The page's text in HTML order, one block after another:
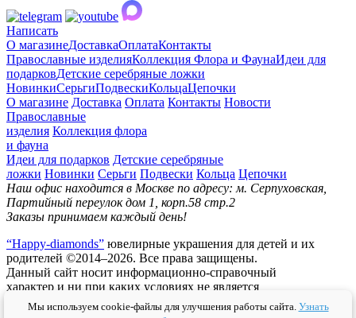
Написать
О магазинеДоставкаОплатаКонтакты
Православные изделияКоллекция Флора и ФаунаИдеи для
подарковДетские серебряные ложки
НовинкиСерьгиПодвескиКольцаЦепочки
О магазине Доставка Оплата Контакты Новости
Православные
изделия Коллекция флора
и фауна
Идеи для подарков Детские серебряные
ложки Новинки Серьги Подвески Кольца Цепочки
Наш офис находится в Москве по адресу: м. Серпуховская,
Партийный переулок дом 1, корп.58 стр.2
Заказы принимаем каждый день!
“Happy-diamonds” ювелирные украшения для детей и их
родителей ©2014–2026. Все права защищены.
Данный сайт носит информационно-справочный
характер и ни при каких условиях не является
публичной офертой.
Мы используем cookie-файлы для улучшения работы сайта. Узнать